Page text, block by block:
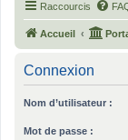
Raccourcis
Accueil
Connexion
Nom d’utilisateur :
Mot de passe :